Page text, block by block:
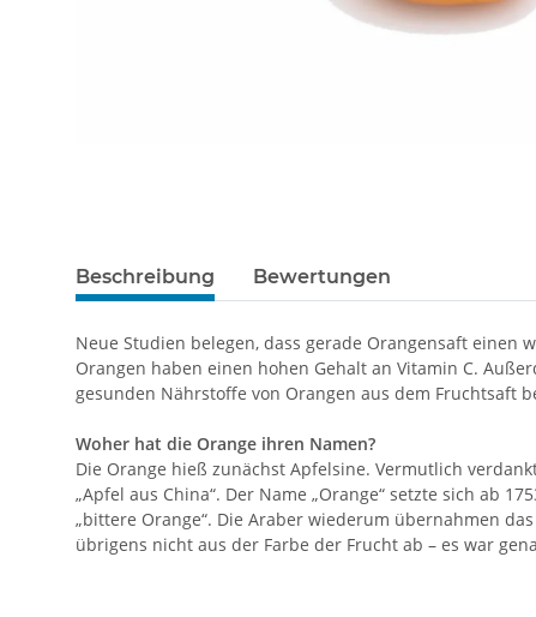
Beschreibung Bewertungen
Neue Studien belegen, dass gerade Orangensaft einen
Orangen haben einen hohen Gehalt an Vitamin C.
gesunden Nährstoffe von Orangen aus dem Fruchtsaft
Woher hat die Orange ihren Namen?
Die Orange hieß zunächst Apfelsine. Vermutlich
„Apfel aus China“. Der Name „Orange“ setzte sich ab
„bittere Orange“. Die Araber wiederum übernahmen
übrigens nicht aus der Farbe der Frucht ab – es war